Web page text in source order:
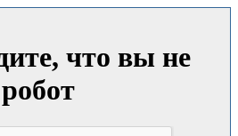
что вы не
робот